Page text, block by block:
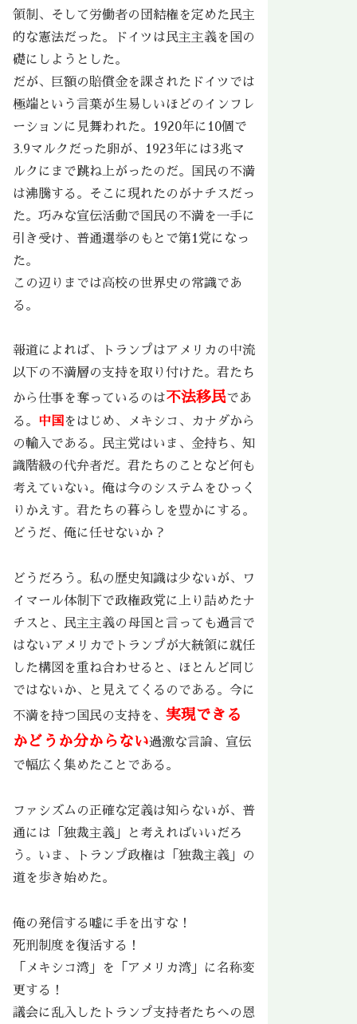
領制、そして労働者の団結権を定めた民主
的な憲法だった。ドイツは民主主義を国の
礎にしようとした。
だが、巨額の賠償金を課されたドイツでは
極端という言葉が生易しいほどのインフレ
ーションに見舞われた。1920年に10個で
3.9マルクだった卵が、1923年には3兆マ
ルクにまで跳ね上がったのだ。国民の不満
は沸騰する。そこに現れたのがナチスだっ
た。巧みな宣伝活動で国民の不満を一手に
引き受け、普通選挙のもとで第1党になっ
た。
この辺りまでは高校の世界史の常識であ
る。
報道によれば、トランプはアメリカの中流
以下の不満層の支持を取り付けた。君たち
から仕事を奪っているのは不法移民であ
る。 中国 をはじめ、メキシコ、カナダから
の輸入である。民主党はいま、金持ち、知
識階級の代弁者だ。君たちのことなど何も
考えていない。俺は今のシステムをひっく
りかえす。君たちの暮らしを豊かにする。
どうだ、俺に任せないか？
どうだろう。私の歴史知識は少ないが、ワ
イマール体制下で政権政党に上り詰めたナ
チスと、民主主義の母国と言っても過言で
はないアメリカでトランプが大統領に就任
した構図を重ね合わせると、ほとんど同じ
ではないか、と見えてくるのである。今に
不満を持つ国民の支持を、 実現できる
かどうか分からない過激な言論、宣伝
で幅広く集めたことである。
ファシズムの正確な定義は知らないが、普
通には「独裁主義」と考えればいいだろ
う。いま、トランプ政権は「独裁主義」の
道を歩き始めた。
俺の発信する嘘に手を出すな！
死刑制度を復活する！
「メキシコ湾」を「アメリカ湾」に名称変
更する！
議会に乱入したトランプ支持者たちへの恩